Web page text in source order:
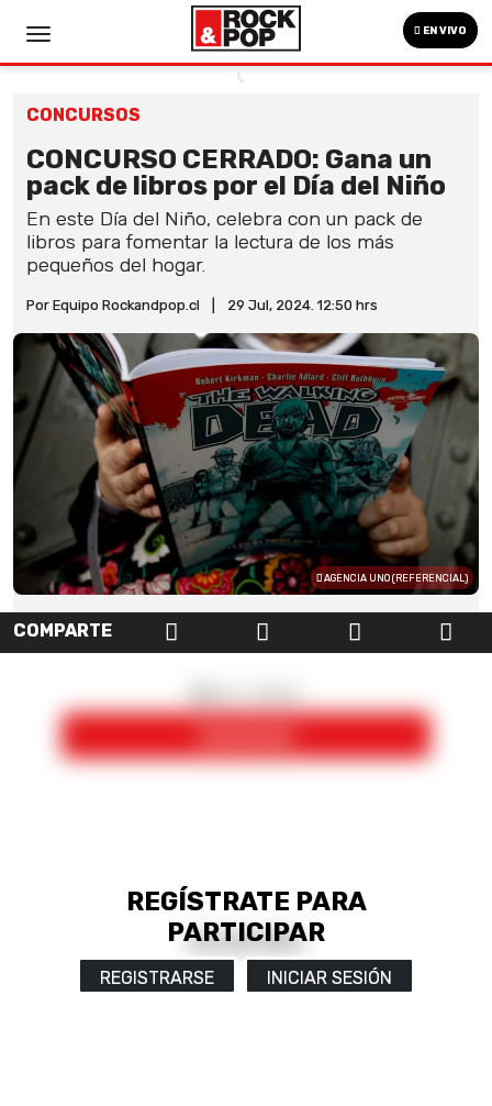
EN VIVO
CONCURSOS
CONCURSO CERRADO: Gana un
pack de libros por el Día del Niño
En este Día del Niño, celebra con un pack de
libros para fomentar la lectura de los más
pequeños del hogar.
Por Equipo Rockandpop.cl 29 Jul, 2024. 12:50 hrs
AGENCIA UNO (REFERENCIAL)
COMPARTE
REGÍSTRATE PARA
PARTICIPAR
REGISTRARSE INICIAR SESIÓN